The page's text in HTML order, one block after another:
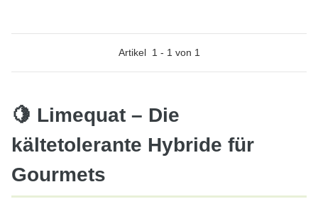
Artikel 1 - 1 von 1
🍋 Limequat – Die
kältetolerante Hybride für
Gourmets